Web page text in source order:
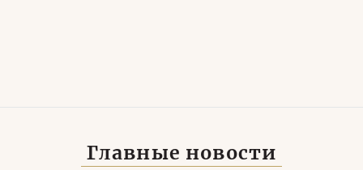
Главные новости